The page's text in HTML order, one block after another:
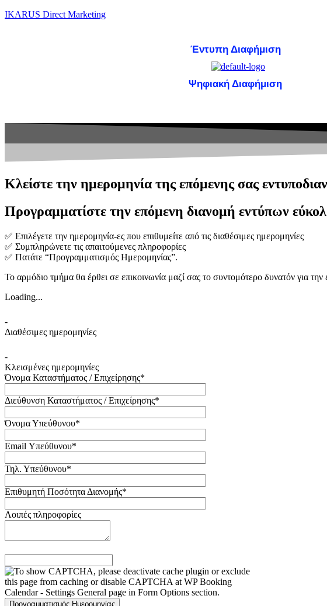
IKARUS Direct Marketing
Έντυπη Διαφήμιση
Ψηφιακή Διαφήμιση
Κλείστε την ημερομηνία της επόμενης σας
Προγραμματίστε την επόμενη διανομή εντύπων
✅ Επιλέγετε την ημερομηνία-ες που επιθυμείτε από τις διαθέσιμες ημερομηνίες
✅ Συμπληρώνετε τις απαιτούμενες πληροφορίες
✅ Πατάτε “Προγραμματισμός Ημερομηνίας”.
Το αρμόδιο τμήμα θα έρθει σε επικοινωνία μαζί σας το συντομότερο δυνατόν για
Loading...
-
Διαθέσιμες ημερομηνίες
-
Κλεισμένες ημερομηνίες
Όνομα Καταστήματος / Επιχείρησης*
Διεύθυνση Καταστήματος / Επιχείρησης*
Όνομα Υπεύθυνου*
Email Υπεύθυνου*
Τηλ. Υπεύθυνου*
Επιθυμητή Ποσότητα Διανομής*
Λοιπές πληροφορίες